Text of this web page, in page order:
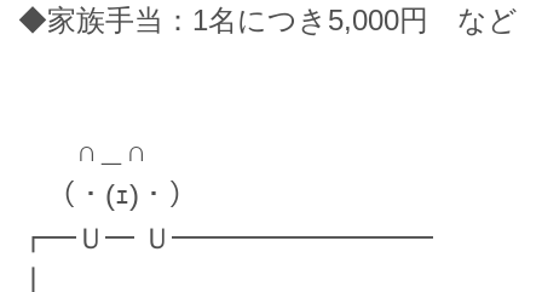
◆家族手当：1名につき5,000円 など
∩＿∩
（・(ｪ)・）
┏━Ｕ━ Ｕ━━━━━━━━━